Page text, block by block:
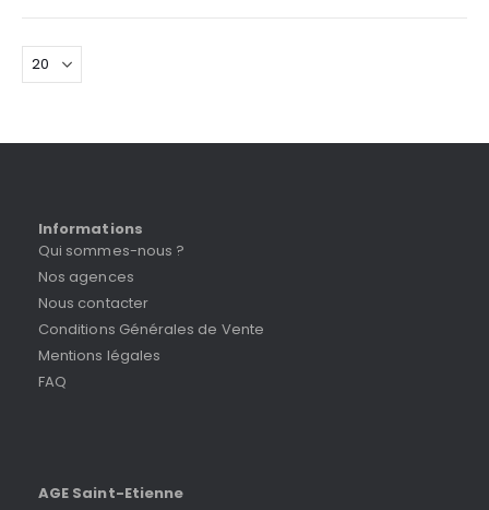
Informations
Qui sommes-nous ?
Nos agences
Nous contacter
Conditions Générales de Vente
Mentions légales
FAQ
AGE Saint-Etienne